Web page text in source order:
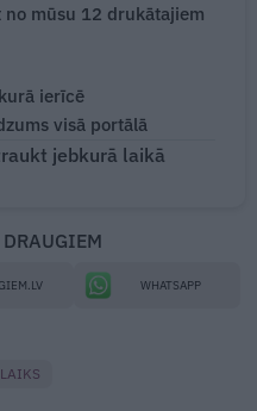
mūsu 12 drukātajiem
ierīcē
visā portālā
jebkurā laikā
WHATSAPP